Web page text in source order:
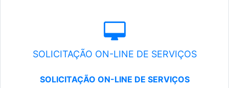
SOLICITAÇÃO ON-LINE DE SERVIÇOS
SOLICITAÇÃO ON-LINE DE SERVIÇOS